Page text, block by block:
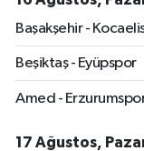
Başakşehir -
Beşiktaş - Eyüpspor
Amed -
17 Ağustos,